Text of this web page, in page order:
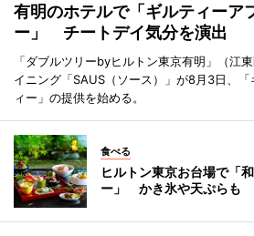
有明のホテルで「ギルティーア
ー」 チートデイ気分を演出
「ダブルツリーbyヒルトン東京有明」（江
イニング「SAUS（ソース）」が8月3日、
ィー」の提供を始める。
食べる
ヒルトン東京お台場で「
ー」 かき氷や天ぷらも